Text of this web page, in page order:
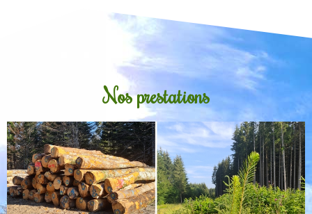
Nos prestations